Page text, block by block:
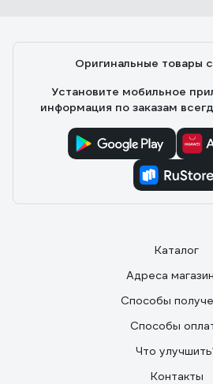
Оригинальные товары
Установите мобильное
информация по заказам
Каталог
Адреса
Способы
Способы
Что
Контакты